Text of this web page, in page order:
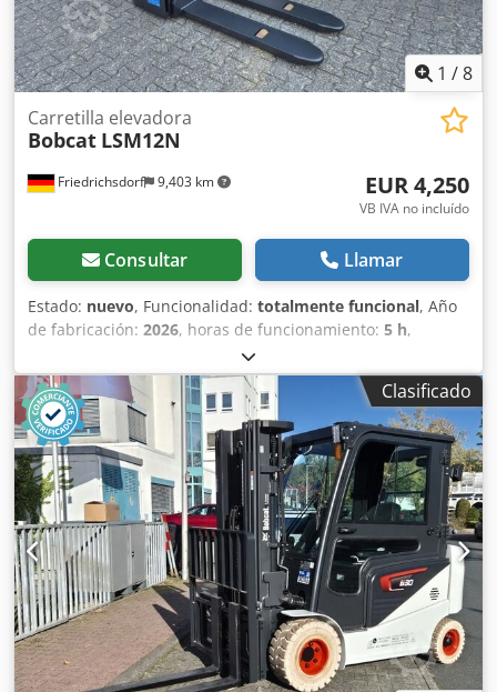
1 /8
Friedrichsdorf 9,403 km
Carretilla elevadora
Bobcat LSM12N
EUR 4,250
VB IVA no incluído
Consultar Llamar
Estado: nuevo, Funcionalidad: totalmente funcional, Año
de fabricación: 2026, horas de funcionamiento: 5 h,
1,200 kg, altura de elevación:
mm, tipo de combustible:eléctrico, tipo de mástil:dúplex,
altura de construcción: 2,150 mm
, longitud de la horquilla:
1,150 mm
, peso en vacío: 585 kg, longitud total:1,710 mm
tipo de accionamiento: Elektro
, ancho de construcción:
800 mm
, Apilador Centro de carga: 600 mm Ancho de
horquillas: 180 mm Grosor de horquillas: 60 mm Tipo de
mástil: Dúplex Estado: Nuevo Estado técnico: Nuevo Tipo
de neumático delantero: Poliuretano Estado del neumático
delantero: 80 - 100% Tipo de neumático trasero:
Poliuretano Estado del neumático trasero: 80 - 100%
Batería Voltios: 24V Batería Ah: 60Ah Tipo de batería: Ion
de litio Año de fabricación de la batería: 2026 Estado de la
batería: 80 - 100% Certificado CE, Csdpfsy Uz Sqjx Ahhorf
Batería de ion de litio libre de mantenimiento 24 V
Clasificado